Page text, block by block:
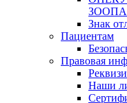
Знак
Пациентам
Правовая
Наши